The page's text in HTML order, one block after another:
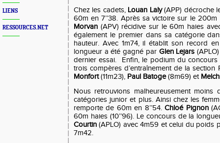
LIENS
RESSOURCES.NET
Chez les cadets, Louan Laly(APP) décroche
60m en 7’’38. Après sa victoire sur le
Morvan (APV) récidive sur le 60m haies
également le premier dans sa catégorie
hauteur. Avec 1m74, il établit son record
longueur a été gagné par Glen Lejars
dernier essai. Enfin, le podium du
trois compères d’entraînement de la section
Monfort(11m23), Paul Batoge(8m69) et
Nous retrouvions malheureusement moins
catégories junior et plus. Ainsi chez les
remporte de 60m en 8’’54.Chloé Pignon
60m haies (10’’96). Le concours de la
Courtin (APLO) avec 4m59 et celui du poids
7m42.